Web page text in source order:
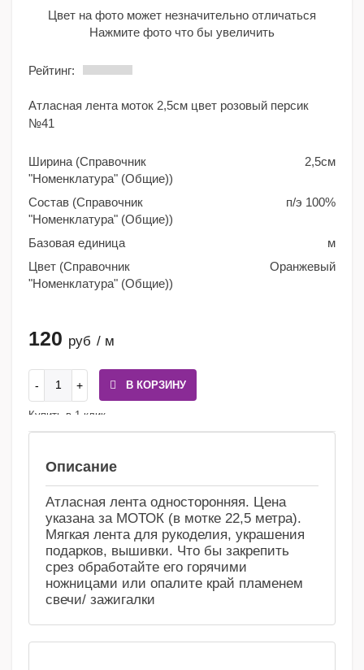
Цвет на фото может незначительно отличаться
Нажмите фото что бы увеличить
Рейтинг:
Атласная лента моток 2,5см цвет розовый персик
№41
Ширина (Справочник
"Номенклатура" (Общие))
2,5см
Состав (Справочник
"Номенклатура" (Общие))
п/э 100%
Базовая единица
м
Цвет (Справочник
"Номенклатура" (Общие))
Оранжевый
120 руб / м
В КОРЗИНУ
Купить в 1 клик
Описание
Атласная лента односторонняя. Цена
указана за МОТОК (в мотке 22,5 метра).
Мягкая лента для рукоделия, украшения
подарков, вышивки. Что бы закрепить
срез обработайте его горячими
ножницами или опалите край пламенем
свечи/ зажигалки